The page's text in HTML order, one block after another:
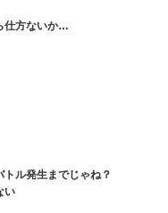
仕方ないか…
ル発生までじゃね？
い